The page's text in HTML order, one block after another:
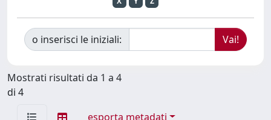
o inserisci le iniziali:
Mostrati risultati da 1 a 4
di 4
esporta metadati